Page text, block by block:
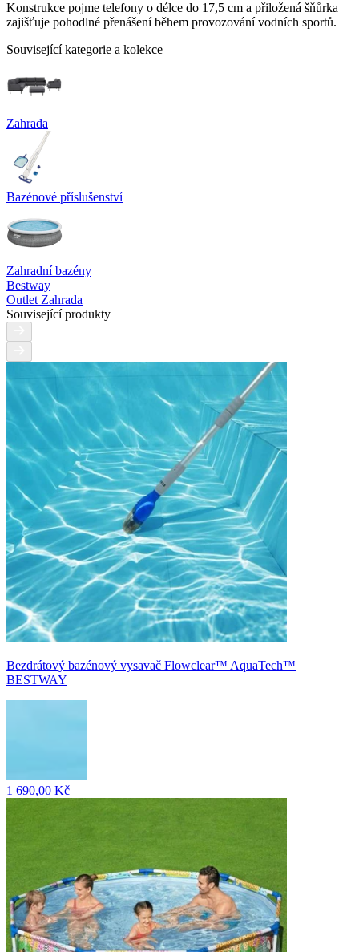
Konstrukce pojme telefony o délce do 17,5 cm a přiložená šňůrka
zajišťuje pohodlné přenášení během provozování vodních sportů.
Související kategorie a kolekce
Zahrada
Bazénové příslušenství
Zahradní bazény
Bestway
Outlet Zahrada
Související produkty
Bezdrátový bazénový vysavač Flowclear™ AquaTech™
BESTWAY
1 690,00 Kč